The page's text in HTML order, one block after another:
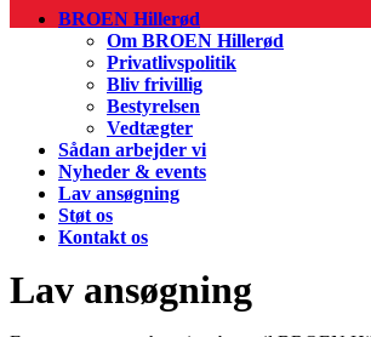
BROEN Hillerød
Om BROEN Hillerød
Privatlivspolitik
Bliv frivillig
Bestyrelsen
Vedtægter
Sådan arbejder vi
Nyheder & events
Lav ansøgning
Støt os
Kontakt os
Lav ansøgning